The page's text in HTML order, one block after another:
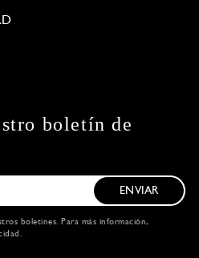
boletín de
ENVIAR
boletines. Para más información,
.